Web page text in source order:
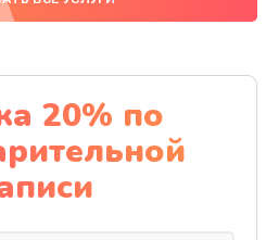
от пыли
руб.
20% по